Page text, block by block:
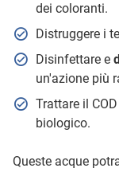
dei coloranti.
Distruggere i
Disinfettare e
un'azione più
Trattare il
biologico.
Queste acque